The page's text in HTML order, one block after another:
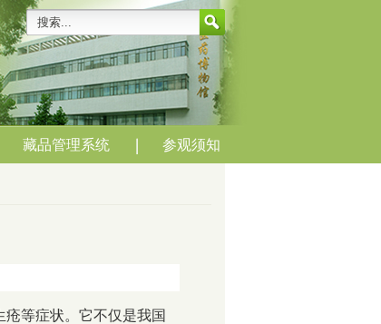
藏品管理系统 参观须知
等症状。它不仅是我国